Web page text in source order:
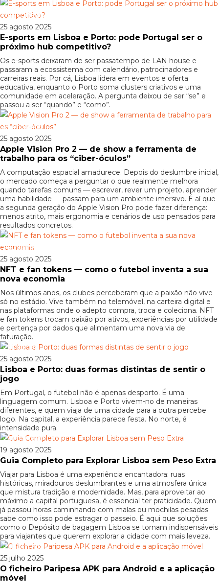
Patrocinado
25 agosto 2025
E-sports em Lisboa e Porto: pode Portugal ser o
próximo hub competitivo?
Os e-sports deixaram de ser passatempo de LAN house e
passaram a ecossistema com calendário, patrocinadores e
carreiras reais. Por cá, Lisboa lidera em eventos e oferta
educativa, enquanto o Porto soma clusters criativos e uma
comunidade em aceleração. A pergunta deixou de ser “se” e
passou a ser “quando” e “como”.
Patrocinado
25 agosto 2025
Apple Vision Pro 2 — de show a ferramenta de
trabalho para os “ciber-óculos”
A computação espacial amadurece. Depois do deslumbre inicial,
o mercado começa a perguntar o que realmente melhora
quando tarefas comuns — escrever, rever um projeto, aprender
uma habilidade — passam para um ambiente imersivo. É aí que
a segunda geração do Apple Vision Pro pode fazer diferença:
menos atrito, mais ergonomia e cenários de uso pensados para
resultados concretos.
Patrocinado
25 agosto 2025
NFT e fan tokens — como o futebol inventa a sua
nova economia
Nos últimos anos, os clubes perceberam que a paixão não vive
só no estádio. Vive também no telemóvel, na carteira digital e
nas plataformas onde o adepto compra, troca e coleciona. NFT
e fan tokens trocam paixão por ativos, experiências por utilidade
e pertença por dados que alimentam uma nova via de
faturação.
Patrocinado
25 agosto 2025
Lisboa e Porto: duas formas distintas de sentir o
jogo
Em Portugal, o futebol não é apenas desporto. É uma
linguagem comum. Lisboa e Porto vivem-no de maneiras
diferentes, e quem viaja de uma cidade para a outra percebe
logo. Na capital, a experiência parece festa. No norte, é
intensidade pura.
Patrocinado
19 agosto 2025
Guia Completo para Explorar Lisboa sem Peso Extra
Viajar para Lisboa é uma experiência encantadora: ruas
históricas, miradouros deslumbrantes e uma atmosfera única
que mistura tradição e modernidade. Mas, para aproveitar ao
máximo a capital portuguesa, é essencial ter praticidade. Quem
já passou horas caminhando com malas ou mochilas pesadas
sabe como isso pode estragar o passeio. É aqui que soluções
como o Depósito de bagagem Lisboa se tornam indispensáveis
para viajantes que querem explorar a cidade com mais leveza.
Patrocinado
25 julho 2025
O ficheiro Paripesa APK para Android e a aplicação
móvel